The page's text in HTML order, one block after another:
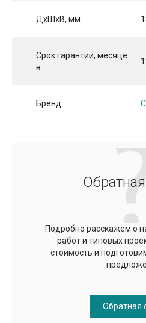
ДхШхВ, мм
Срок гарантии, месяце
в
Бренд
Подробно расскажем о
работ и типовых
стоимость и
Обратная